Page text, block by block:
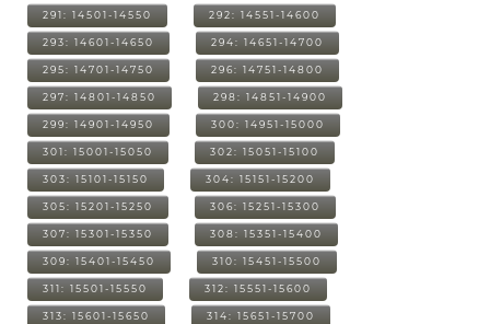
291: 14501-14550 292: 14551-14600
293: 14601-14650 294: 14651-14700
295: 14701-14750 296: 14751-14800
297: 14801-14850 298: 14851-14900
299: 14901-14950 300: 14951-15000
301: 15001-15050 302: 15051-15100
303: 15101-15150 304: 15151-15200
305: 15201-15250 306: 15251-15300
307: 15301-15350 308: 15351-15400
309: 15401-15450 310: 15451-15500
311: 15501-15550 312: 15551-15600
313: 15601-15650 314: 15651-15700